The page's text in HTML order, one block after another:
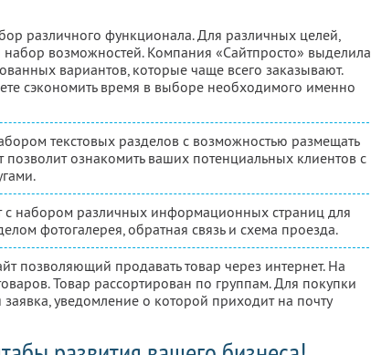
различного функционала. Для различных целей,
возможностей. Компания «Сайтпросто» выделила
вариантов, которые чаще всего заказывают.
сэкономить время в выборе необходимого именно
текстовых разделов с возможностью размещать
позволит ознакомить ваших потенциальных клиентов с
с набором различных информационных страниц для
фотогалерея, обратная связь и схема проезда.
позволяющий продавать товар через интернет. На
Товар рассортирован по группам. Для покупки
уведомление о которой приходит на почту